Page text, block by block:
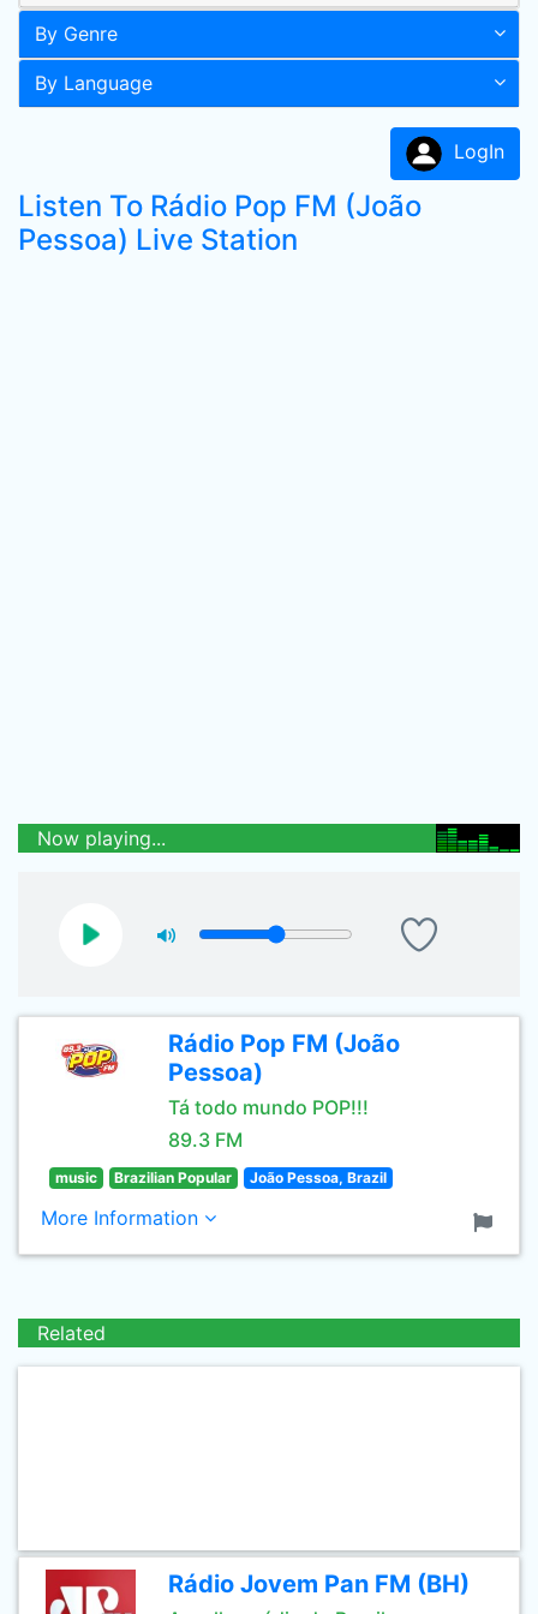
By Genre
By Language
LogIn
Listen To Rádio Pop FM (João
Pessoa) Live Station
Now playing...
Rádio Pop FM (João
Pessoa)
Tá todo mundo POP!!!
89.3 FM
music Brazilian Popular João Pessoa, Brazil
More Information
Related
Rádio Jovem Pan FM (BH)